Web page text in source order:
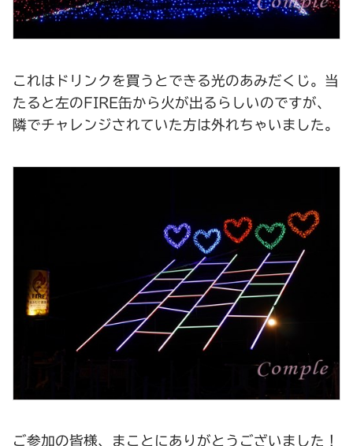
これはドリンクを買うとできる光のあみだくじ。当
たると左のFIRE缶から火が出るらしいのですが、
隣でチャレンジされていた方は外れちゃいました。
ご参加の皆様、まことにありがとうございました！